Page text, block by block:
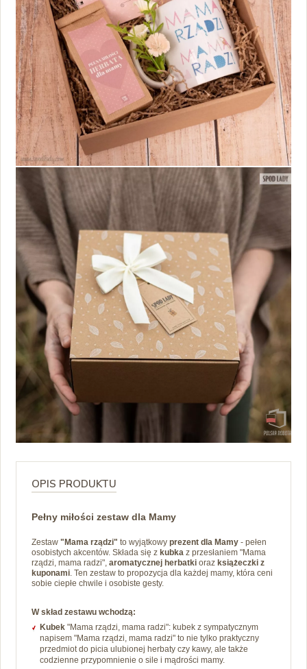
OPIS PRODUKTU
Pełny miłości zestaw dla Mamy
Zestaw "Mama rządzi" to wyjątkowy prezent dla Mamy - pełen
osobistych akcentów. Składa się z kubka z przesłaniem "Mama
rządzi, mama radzi", aromatycznej herbatki oraz książeczki z
kuponami. Ten zestaw to propozycja dla każdej mamy, która ceni
sobie ciepłe chwile i osobiste gesty.
W skład zestawu wchodzą:
Kubek "Mama rządzi, mama radzi": kubek z sympatycznym
napisem "Mama rządzi, mama radzi" to nie tylko praktyczny
przedmiot do picia ulubionej herbaty czy kawy, ale także
codzienne przypomnienie o sile i mądrości mamy.